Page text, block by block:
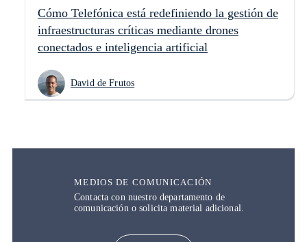
Cómo Telefónica está redefiniendo la gestión de
infraestructuras críticas mediante drones
conectados e inteligencia artificial
David de Frutos
MEDIOS DE COMUNICACIÓN
Contacta con nuestro departamento de
comunicación o solicita material adicional.